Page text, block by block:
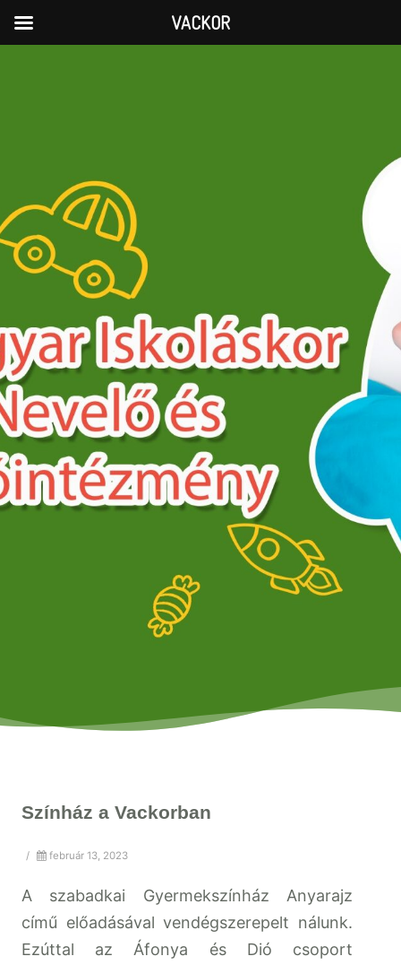
Színház a Vackorban
/ február 13, 2023
A szabadkai Gyermekszínház Anyarajz
című előadásával vendégszerepelt nálunk.
Ezúttal az Áfonya és Dió csoport
VACKOR